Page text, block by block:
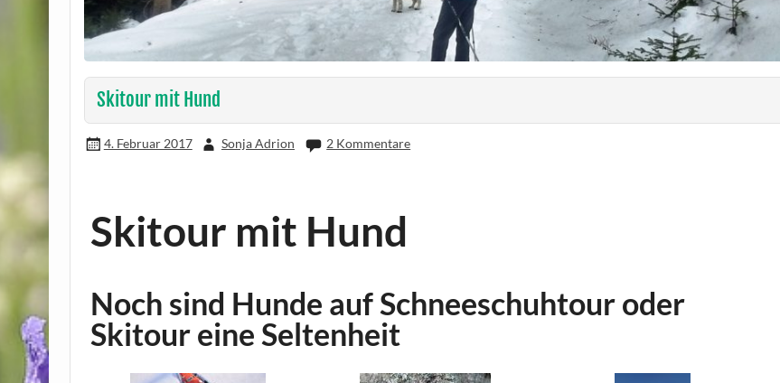
Skitour mit Hund
4. Februar 2017 Sonja Adrion 2 Kommentare
Skitour mit Hund
Noch sind Hunde auf Schneeschuhtour oder
Skitour eine Seltenheit